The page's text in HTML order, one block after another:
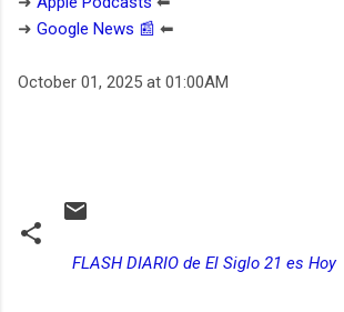
➜ Google News 📰 ⬅︎
October 01, 2025 at 01:00AM
FLASH DIARIO de El Siglo 21 es Hoy